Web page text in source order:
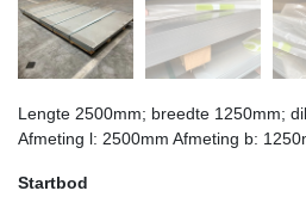
Lengte 2500mm; breedte 1250mm;
Afmeting l: 2500mm Afmeting b:
Startbod